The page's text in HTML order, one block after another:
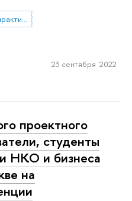
Рабочая группа "Туристические практики населения под воздействием внешних шоков: возможности и ограничения изучения опросными и не-опросными методами"
23 сентября 2022
проектного
студенты
НКО и бизнеса
на